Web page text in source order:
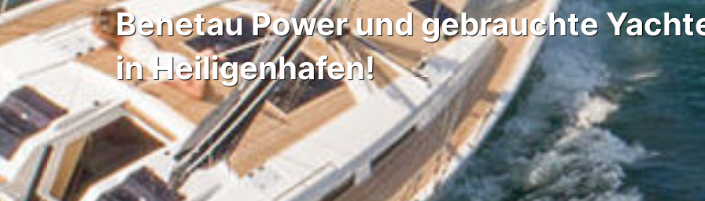
Benetau Power und gebrauchte
in Heiligenhafen!